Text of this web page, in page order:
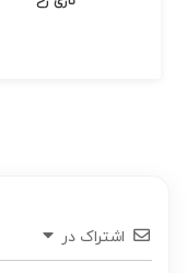
اشتراک در